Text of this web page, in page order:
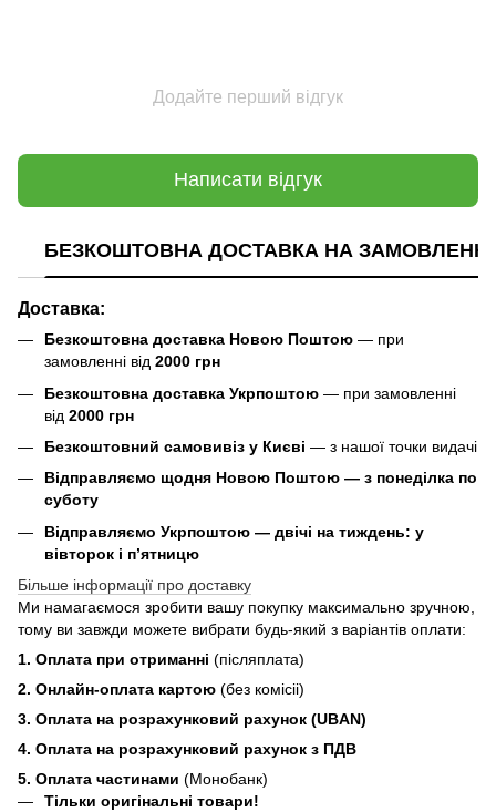
Додайте перший відгук
Написати відгук
БЕЗКОШТОВНА ДОСТАВКА НА ЗАМОВЛЕННЯ
Доставка:
Безкоштовна доставка Новою Поштою — при
замовленні від 2000 грн
Безкоштовна доставка Укрпоштою — при замовленні
від 2000 грн
Безкоштовний самовивіз у Києві — з нашої точки видачі
Відправляємо щодня Новою Поштою — з понеділка по
суботу
Відправляємо Укрпоштою — двічі на тиждень: у
вівторок і п’ятницю
Більше інформації про доставку
Ми намагаємося зробити вашу покупку максимально зручною,
тому ви завжди можете вибрати будь-який з варіантів оплати:
1. Оплата при отриманні (післяплата)
2. Онлайн-оплата картою (без комісіі)
3. Оплата на розрахунковий рахунок (UBAN)
4. Оплата на розрахунковий рахунок з ПДВ
5. Оплата частинами (Монобанк)
Тільки оригінальні товари!